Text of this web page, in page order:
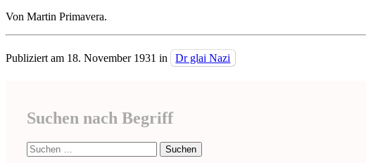
Von Martin Primavera.
Publiziert am 18. November 1931 in Dr glai Nazi
Suchen nach Begriff
Suche
nach: